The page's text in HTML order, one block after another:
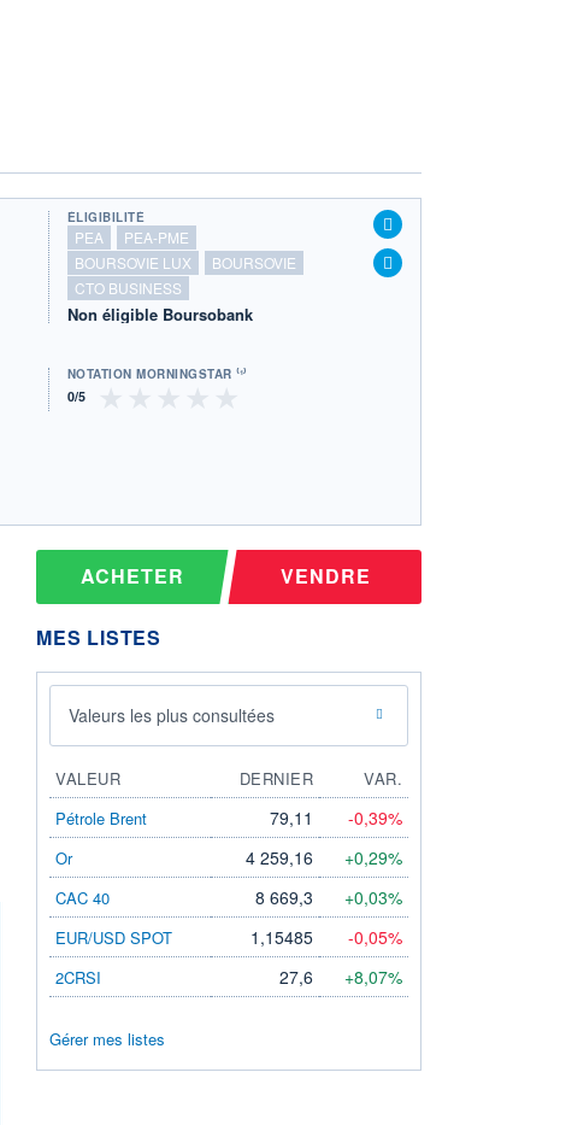
ÉLIGIBILITÉ
PEA
PEA-PME
BOURSOVIE LUX
BOURSOVIE
CTO BUSINESS
Non éligible Boursobank
NOTATION MORNINGSTAR ⁽¹⁾
ACHETER VENDRE
MES LISTES
Valeurs les plus consultées
VALEUR DERNIER
VAR.
Pétrole Brent
79,11 -0,39%
Or 4 259,16 +0,29%
CAC 40 8 669,3 +0,03%
EUR/USD SPOT 1,15485 -0,05%
2CRSI 27,6 +8,07%
Gérer mes listes